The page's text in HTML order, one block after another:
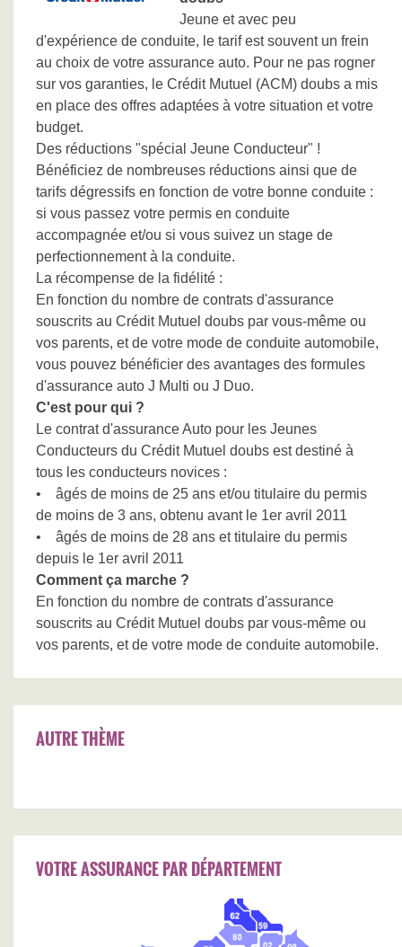
Jeune et avec peu
d'expérience de conduite, le tarif est souvent un frein
au choix de votre assurance auto. Pour ne pas rogner
sur vos garanties, le Crédit Mutuel (ACM) doubs a mis
en place des offres adaptées à votre situation et votre
budget.
Des réductions "spécial Jeune Conducteur" !
Bénéficiez de nombreuses réductions ainsi que de
tarifs dégressifs en fonction de votre bonne conduite :
si vous passez votre permis en conduite
accompagnée et/ou si vous suivez un stage de
perfectionnement à la conduite.
La récompense de la fidélité :
En fonction du nombre de contrats d'assurance
souscrits au Crédit Mutuel doubs par vous-même ou
vos parents, et de votre mode de conduite automobile,
vous pouvez bénéficier des avantages des formules
d'assurance auto J Multi ou J Duo.
C'est pour qui ?
Le contrat d'assurance Auto pour les Jeunes
Conducteurs du Crédit Mutuel doubs est destiné à
tous les conducteurs novices :
• âgés de moins de 25 ans et/ou titulaire du permis
de moins de 3 ans, obtenu avant le 1er avril 2011
• âgés de moins de 28 ans et titulaire du permis
depuis le 1er avril 2011
Comment ça marche ?
En fonction du nombre de contrats d'assurance
souscrits au Crédit Mutuel doubs par vous-même ou
vos parents, et de votre mode de conduite automobile.
AUTRE THÈME
VOTRE ASSURANCE PAR DÉPARTEMENT